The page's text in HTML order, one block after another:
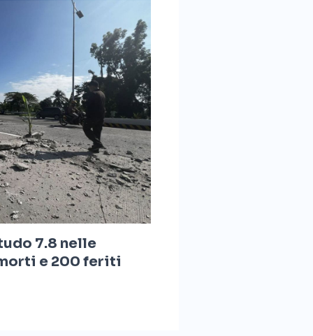
7.8 nelle
e 200 feriti